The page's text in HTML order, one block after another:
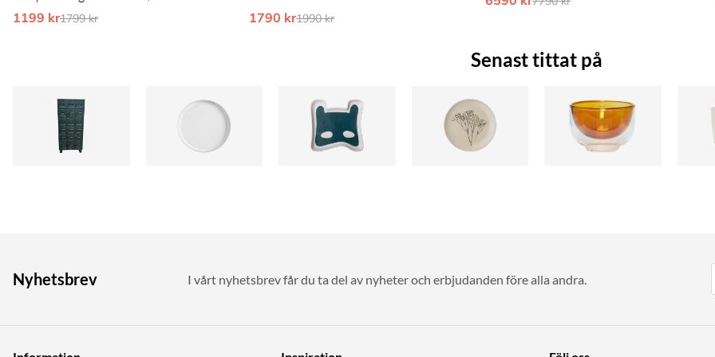
1199 krOrdinarie pris:
1799 kr
1790 krOrdinarie pris:
1990 kr
Senast tittat på
Nyhetsbrev I vårt nyhetsbrev får du ta del av nyheter och erbjudanden före alla andra.